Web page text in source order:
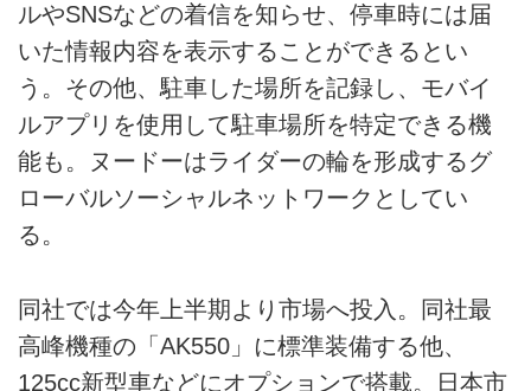
ルやSNSなどの着信を知らせ、停車時には届
いた情報内容を表示することができるとい
う。その他、駐車した場所を記録し、モバイ
ルアプリを使用して駐車場所を特定できる機
能も。ヌードーはライダーの輪を形成するグ
ローバルソーシャルネットワークとしてい
る。
同社では今年上半期より市場へ投入。同社最
高峰機種の「AK550」に標準装備する他、
125cc新型車などにオプションで搭載。日本市